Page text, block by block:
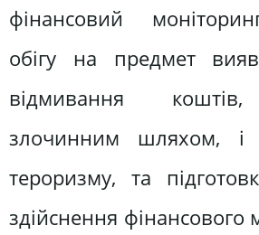
фінансовий
обігу на предмет
відмивання
злочинним шляхом, і
тероризму, та
здійснення фінансового